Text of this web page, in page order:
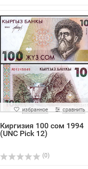
избранное сравнить
Киргизия 100 сом 1994
(UNC Pick 12)
(0)